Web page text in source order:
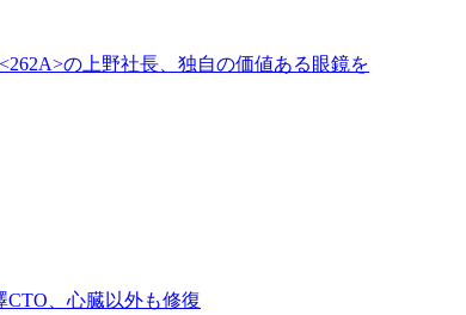
の上野社長、独自の価値ある眼鏡を
CTO、心臓以外も修復